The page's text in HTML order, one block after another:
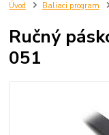
Úvod Baliaci program
Ručný
051